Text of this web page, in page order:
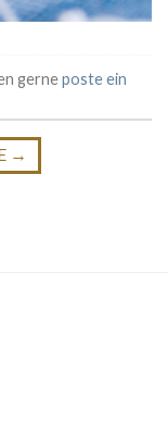
gerneposte ein
→